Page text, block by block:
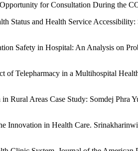
for Consultation During the
Status and Health Service
Safety in Hospital: An Analysis on
of Telepharmacy in a Multihospital
Areas Case Study: Somdej Phra
in Health Care.